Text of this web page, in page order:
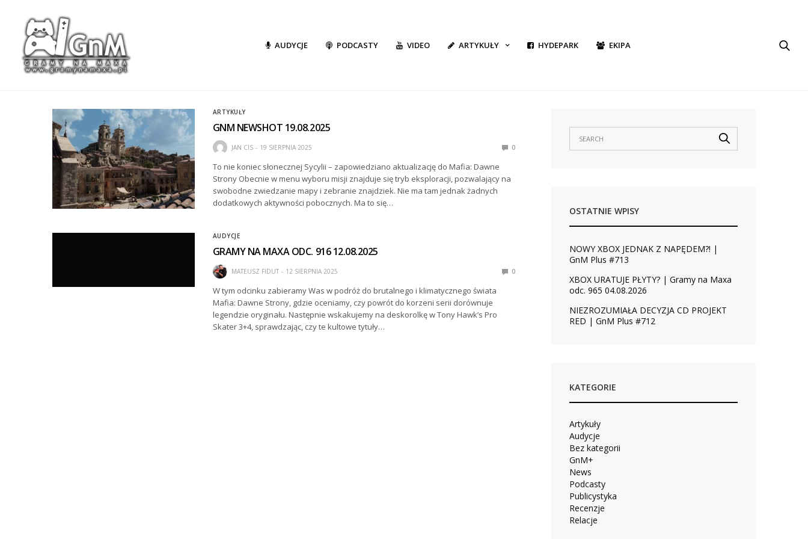
AUDYCJE PODCASTY VIDEO ARTYKUŁY HYDEPARK EKIPA
ARTYKUŁY
GNM NEWSHOT 19.08.2025
JAN CIS 19 SIERPNIA 2025 0
To nie koniec słonecznej Sycylii – zapowiedziano aktualizację do Mafia: Dawne
Strony Obecnie w menu wyboru misji znajduje się tryb eksploracji, pozwalający na
swobodne zwiedzanie mapy i zebranie znajdziek. Nie ma tam jednak żadnych
dodatkowych aktywności pobocznych. Ma to się…
AUDYCJE
GRAMY NA MAXA ODC. 916 12.08.2025
MATEUSZ FIDUT 12 SIERPNIA 2025 0
W tym odcinku zabieramy Was w podróż do brutalnego i klimatycznego świata
Mafia: Dawne Strony, gdzie oceniamy, czy powrót do korzeni serii dorównuje
legendzie oryginału. Następnie wskakujemy na deskorolkę w Tony Hawk’s Pro
Skater 3+4, sprawdzając, czy te kultowe tytuły…
OSTATNIE WPISY
NOWY XBOX JEDNAK Z NAPĘDEM?! |
GnM Plus #713
XBOX URATUJE PŁYTY? | Gramy na Maxa
odc. 965 04.08.2026
NIEZROZUMIAŁA DECYZJA CD PROJEKT
RED | GnM Plus #712
KATEGORIE
Artykuły
Audycje
Bez kategorii
GnM+
News
Podcasty
Publicystyka
Recenzje
Relacje